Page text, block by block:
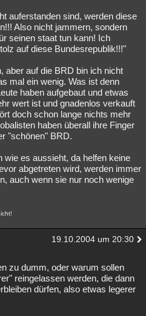
auferstanden sind, werden diese
Also nicht jammern, sondern
seinen staat tun kann! Ich
auf diese Bundesrepublik!!!"
aber auf die BRD bin ich nicht
mal ein wenig. Was ist denn
haben aufgebaut und etwas
wert ist und gnadenlos verkauft
doch schon lange nichts mehr
haben überall ihre Finger
"schönen" BRD.
wie es aussieht, da helfen keine
abgetreten wird, werden immer
auch wenn sie nur noch wenige
19.10.2004 um 20:30
zu dumm, oder warum sollen
reingelassen werden, die dann
dürfen, also etwas legerer